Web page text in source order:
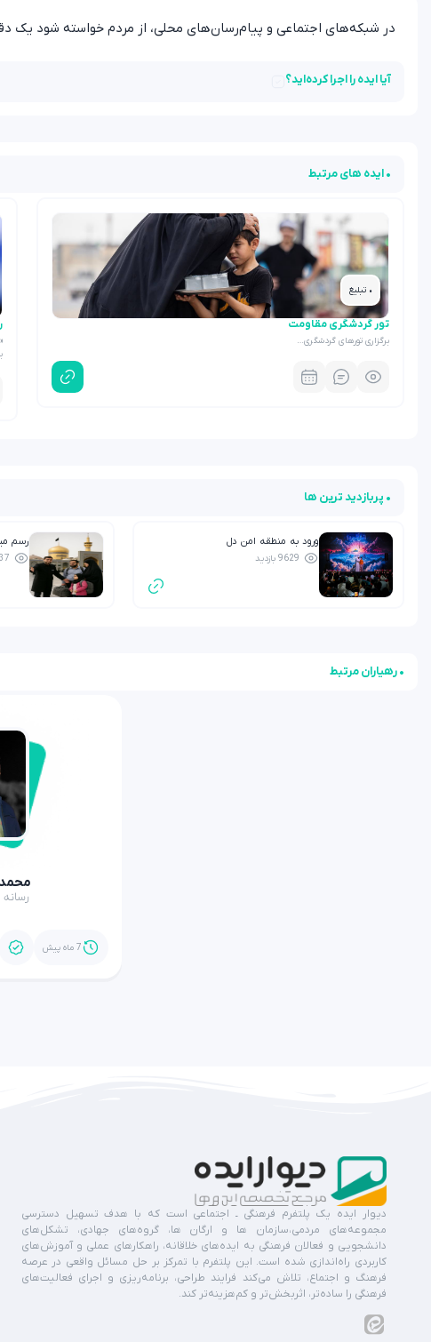
در شبکه‌های اجتماعی و پیام‌رسان‌های محلی، از مردم خواسته شود یک
آیا ایده را اجرا کرده‌اید؟
• ایده های مرتبط
• تبلیغ
تور گردشگری مقاومت
برگزاری تورهای گردشگری…
• پربازدید ترین ها
ورود به منطقه امن دل
9629 بازدید
رسم
• رهیاران مرتبط
7 ماه پیش
دیوار ایده یک پلتفرم فرهنگی ـ اجتماعی است که با هدف تسهیل دسترسی
مجموعه‌های مردمی،سازمان ها و ارگان ها، گروه‌های جهادی، تشکل‌های
دانشجویی و فعالان فرهنگی به ایده‌های خلاقانه، راهکارهای عملی و آموزش‌های
کاربردی راه‌اندازی شده است. این پلتفرم با تمرکز بر حل مسائل واقعی در عرصه
فرهنگ و اجتماع، تلاش می‌کند فرایند طراحی، برنامه‌ریزی و اجرای فعالیت‌های
فرهنگی را ساده‌تر، اثربخش‌تر و کم‌هزینه‌تر کند.